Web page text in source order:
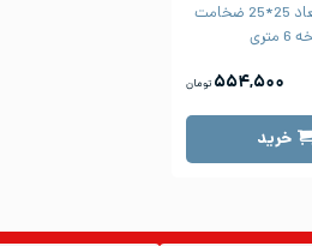
پروفیل استیل 201 ابعاد 25*25 ضخامت
۵۵۴,۵۰۰ تومان
خرید